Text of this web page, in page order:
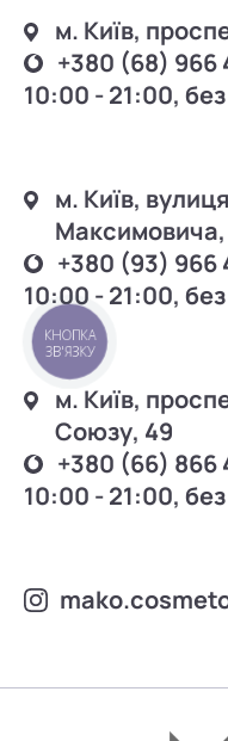
м. Київ,
+380 (68) 966
10:00 - 21:00,
м. Київ,
Максимовича,
+380 (93) 966
10:00 - 21:00,
м. Київ,
Союзу, 49
+380 (66) 866
10:00 - 21:00,
КНОПКА
ЗВ'ЯЗКУ